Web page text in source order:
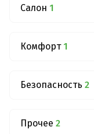
Салон 1
Комфорт 1
Безопасность 2
Прочее 2